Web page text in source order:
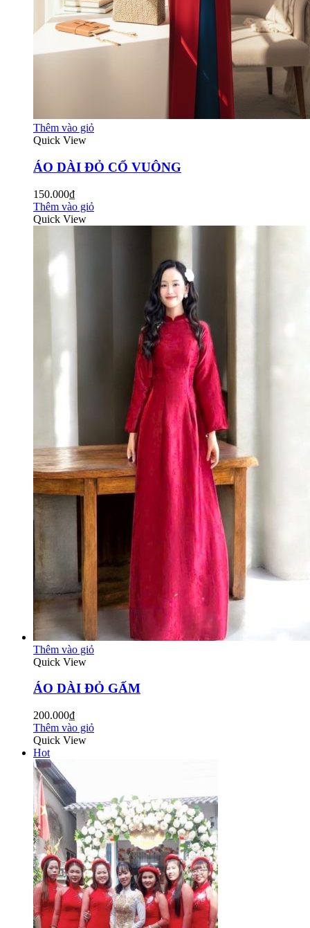
Thêm vào giỏ
Quick View
ÁO DÀI ĐỎ CỔ VUÔNG
150.000₫
Thêm vào giỏ
Quick View
Thêm vào giỏ
Quick View
ÁO DÀI ĐỎ GẤM
200.000₫
Thêm vào giỏ
Quick View
Hot